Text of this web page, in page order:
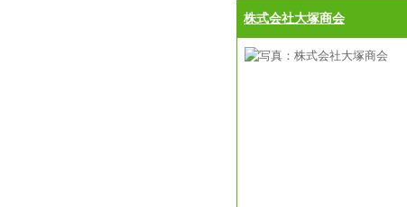
株式会社大塚商会